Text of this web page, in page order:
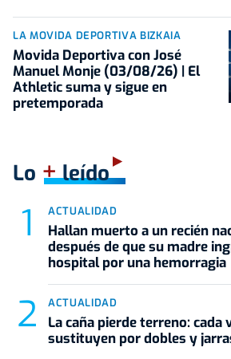
LA MOVIDA DEPORTIVA BIZKAIA
Movida Deportiva con José
Manuel Monje (03/08/26) | El
Athletic suma y sigue en
pretemporada
Lo +leído
ACTUALIDAD
Hallan muerto a un recién
después de que su madre
hospital por una hemorragia
ACTUALIDAD
La caña pierde terreno: cada
sustituyen por dobles y